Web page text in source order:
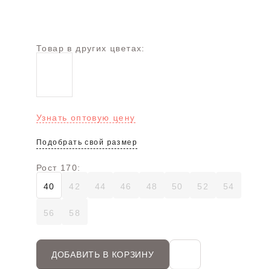
Товар в других цветах:
Узнать оптовую цену
Подобрать свой размер
Рост 170:
40
42 44 46 48 50 52 54
56 58
ДОБАВИТЬ В КОРЗИНУ